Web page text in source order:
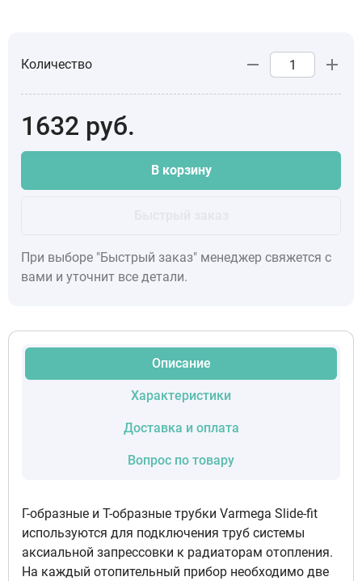
Количество
1632 руб.
В корзину
При выборе "Быстрый заказ" менеджер свяжется с
вами и уточнит все детали.
Описание
Характеристики
Доставка и оплата
Вопрос по товару
Г-образные и Т-образные трубки Varmega Slide-fit
используются для подключения труб системы
аксиальной запрессовки к радиаторам отопления.
На каждый отопительный прибор необходимо две